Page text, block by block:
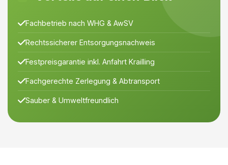
Fachbetrieb nach WHG & AwSV
Rechtssicherer Entsorgungsnachweis
Festpreisgarantie inkl. Anfahrt Krailling
Fachgerechte Zerlegung & Abtransport
Sauber & Umweltfreundlich